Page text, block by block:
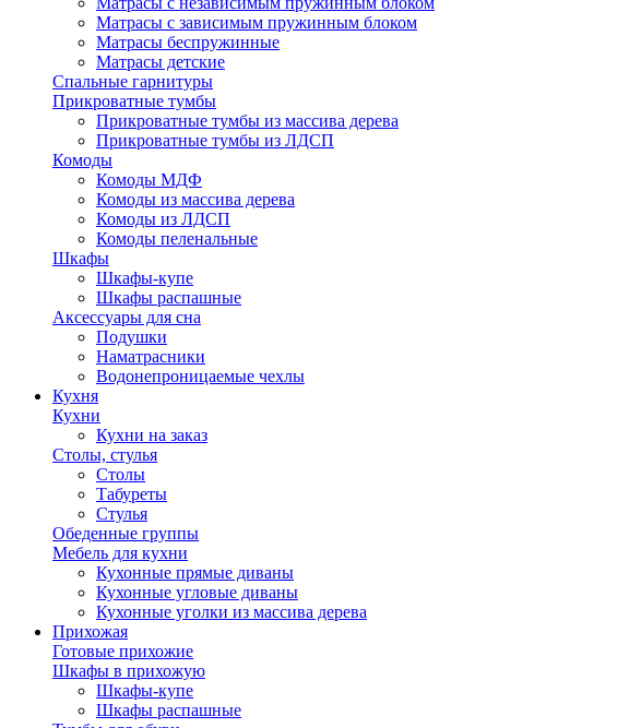
Матрасы с зависимым пружинным блоком
Матрасы беспружинные
Матрасы детские
Спальные гарнитуры
Прикроватные тумбы
Прикроватные тумбы из массива дерева
Прикроватные тумбы из ЛДСП
Комоды
Комоды МДФ
Комоды из массива дерева
Комоды из ЛДСП
Комоды пеленальные
Шкафы
Шкафы-купе
Шкафы распашные
Аксессуары для сна
Подушки
Наматрасники
Водонепроницаемые чехлы
Кухня
Кухни
Кухни на заказ
Столы, стулья
Столы
Табуреты
Стулья
Обеденные группы
Мебель для кухни
Кухонные прямые диваны
Кухонные угловые диваны
Кухонные уголки из массива дерева
Прихожая
Готовые прихожие
Шкафы в прихожую
Шкафы-купе
Шкафы распашные